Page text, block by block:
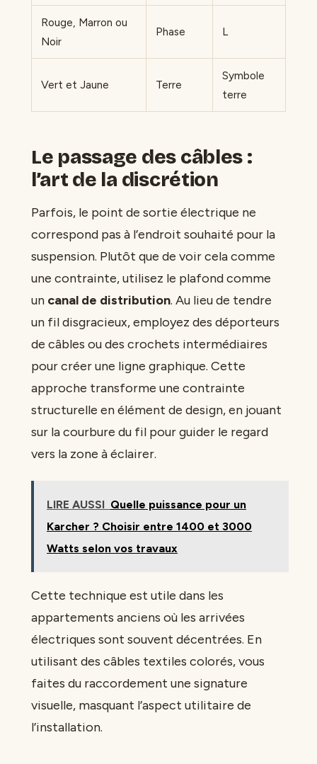
Rouge, Marron ou
Noir
Phase L
Vert et Jaune Terre
Symbole
terre
Le passage des câbles :
l’art de la discrétion
Parfois, le point de sortie électrique ne
correspond pas à l’endroit souhaité pour la
suspension. Plutôt que de voir cela comme
une contrainte, utilisez le plafond comme
un canal de distribution. Au lieu de tendre
un fil disgracieux, employez des déporteurs
de câbles ou des crochets intermédiaires
pour créer une ligne graphique. Cette
approche transforme une contrainte
structurelle en élément de design, en jouant
sur la courbure du fil pour guider le regard
vers la zone à éclairer.
LIRE AUSSI Quelle puissance pour un
Karcher ? Choisir entre 1400 et 3000
Watts selon vos travaux
Cette technique est utile dans les
appartements anciens où les arrivées
électriques sont souvent décentrées. En
utilisant des câbles textiles colorés, vous
faites du raccordement une signature
visuelle, masquant l’aspect utilitaire de
l’installation.